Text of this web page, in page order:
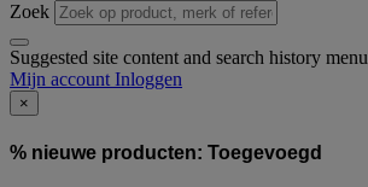
Zoek
Suggested site content and search history menu
Mijn account Inloggen
×
% nieuwe producten: Toegevoegd